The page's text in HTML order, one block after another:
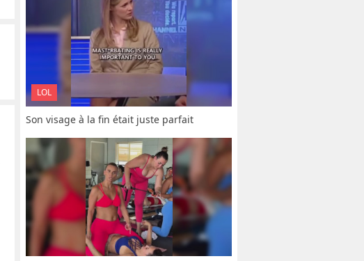
LOL
Son visage à la fin était juste parfait